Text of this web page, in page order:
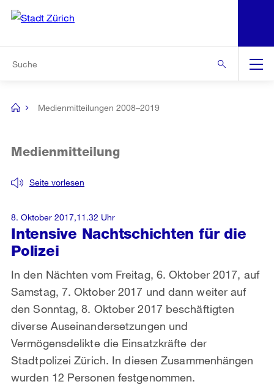
Navigation
[no
Medienmitteilungen 2008–2019
Intensive Nachtschichten für die
Polizei
Seite vorlesen
Medienmitteilung
In den Nächten vom Freitag, 6. Oktober 2017, auf
Samstag, 7. Oktober 2017 und dann weiter auf
den Sonntag, 8. Oktober 2017 beschäftigten
diverse Auseinandersetzungen und
Vermögensdelikte die Einsatzkräfte der
Stadtpolizei Zürich. In diesen Zusammenhängen
wurden 12 Personen festgenommen.
8. Oktober 2017,11.32 Uhr